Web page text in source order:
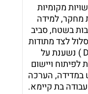
מקומיות
מחקר, למידה
בשטח, סביב
לצד מתודות
מעשיות ( Design Thinking ) נשענת על
לפיתוח ויישום
במדידה, הערכה
בת קיימא.